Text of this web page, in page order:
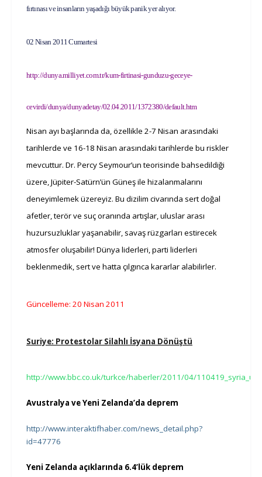
fırtınası ve insanların yaşadığı büyük panik yer alıyor.
02 Nisan 2011 Cumartesi
http://dunya.milliyet.com.tr/kum-firtinasi-gunduzu-geceye-
cevirdi/dunya/dunyadetay/02.04.2011/1372380/default.htm
Nisan ayı başlarında da, özellikle 2-7 Nisan arasındaki
tarihlerde ve 16-18 Nisan arasındaki tarihlerde bu riskler
mevcuttur. Dr. Percy Seymour’un teorisinde bahsedildiği
üzere, Jüpiter-Satürn’ün Güneş ile hizalanmalarını
deneyimlemek üzereyiz. Bu dizilim civarında sert doğal
afetler, terör ve suç oranında artışlar, uluslar arası
huzursuzluklar yaşanabilir, savaş rüzgarları estirecek
atmosfer oluşabilir! Dünya liderleri, parti liderleri
beklenmedik, sert ve hatta çılgınca kararlar alabilirler.
Güncelleme: 20 Nisan 2011
Suriye: Protestolar Silahlı İsyana Dönüştü
http://www.bbc.co.uk/turkce/haberler/2011/04/
Avustralya ve Yeni Zelanda’da deprem
http://www.interaktifhaber.com/news_detail.php?
id=47776
Yeni Zelanda açıklarında 6.4’lük deprem